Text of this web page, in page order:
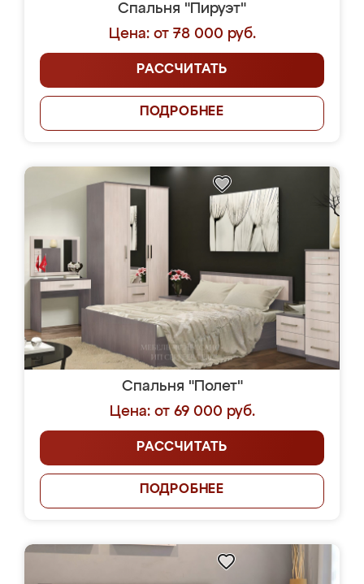
Спальня "Пируэт"
Цена: от 78 000 руб.
РАССЧИТАТЬ
ПОДРОБНЕЕ
Спальня "Полет"
Цена: от 69 000 руб.
РАССЧИТАТЬ
ПОДРОБНЕЕ